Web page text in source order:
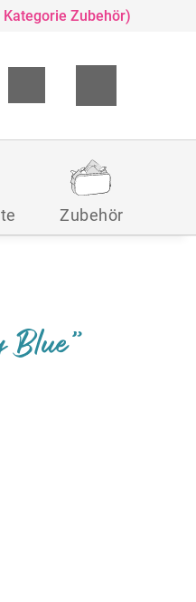
Zubehör)
Zubehör
Blue"